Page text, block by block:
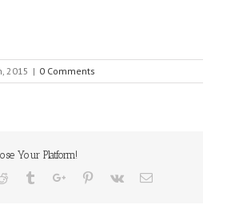
2015 | 0 Comments
Your Platform!
Reddit TumblrGoogle+Pinterest
Vk Email